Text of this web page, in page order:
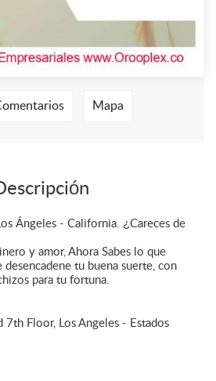
Mapa
Ángeles - California. ¿Careces de
y amor, Ahora Sabes lo que
desencadene tu buena suerte, con
para tu fortuna.
Floor, Los Angeles - Estados